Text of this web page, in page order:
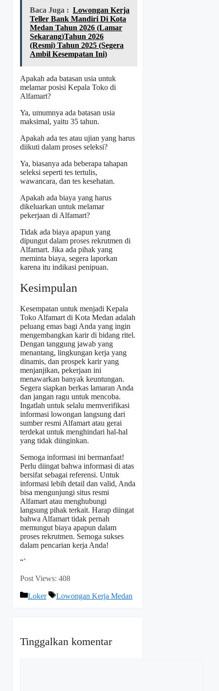
Baca Juga : Lowongan Kerja
Teller Bank Mandiri Di Kota
Medan Tahun 2026 (Lamar
Sekarang)Tahun 2026
(Resmi) Tahun 2025 (Segera
Ambil Kesempatan Ini)
Apakah ada batasan usia untuk
melamar posisi Kepala Toko di
Alfamart?
Ya, umumnya ada batasan usia
maksimal, yaitu 35 tahun.
Apakah ada tes atau ujian yang harus
diikuti dalam proses seleksi?
Ya, biasanya ada beberapa tahapan
seleksi seperti tes tertulis,
wawancara, dan tes kesehatan.
Apakah ada biaya yang harus
dikeluarkan untuk melamar
pekerjaan di Alfamart?
Tidak ada biaya apapun yang
dipungut dalam proses rekrutmen di
Alfamart. Jika ada pihak yang
meminta biaya, segera laporkan
karena itu indikasi penipuan.
Kesimpulan
Kesempatan untuk menjadi Kepala
Toko Alfamart di Kota Medan adalah
peluang emas bagi Anda yang ingin
mengembangkan karir di bidang ritel.
Dengan tanggung jawab yang
menantang, lingkungan kerja yang
dinamis, dan prospek karir yang
menjanjikan, pekerjaan ini
menawarkan banyak keuntungan.
Segera siapkan berkas lamaran Anda
dan jangan ragu untuk mencoba.
Ingatlah untuk selalu memverifikasi
informasi lowongan langsung dari
sumber resmi Alfamart atau gerai
terdekat untuk menghindari hal-hal
yang tidak diinginkan.
Semoga informasi ini bermanfaat!
Perlu diingat bahwa informasi di atas
bersifat sebagai referensi. Untuk
informasi lebih detail dan valid, Anda
bisa mengunjungi situs resmi
Alfamart atau menghubungi
langsung pihak terkait. Harap diingat
bahwa Alfamart tidak pernah
memungut biaya apapun dalam
proses rekrutmen. Semoga sukses
dalam pencarian kerja Anda!
“`
Post Views: 408
Kategori
Loker Tag
Lowongan Kerja Medan
Tinggalkan komentar